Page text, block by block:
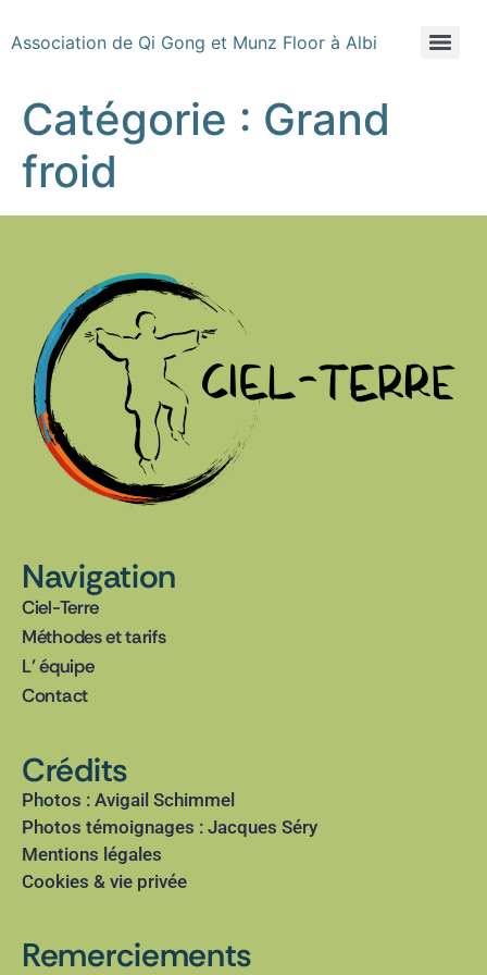
Association de Qi Gong et Munz Floor à Albi
Catégorie : Grand
froid
Navigation
Ciel-Terre
Méthodes et tarifs
L’ équipe
Contact
Crédits
Photos : Avigail Schimmel
Photos témoignages : Jacques Séry
Mentions légales
Cookies & vie privée
Remerciements